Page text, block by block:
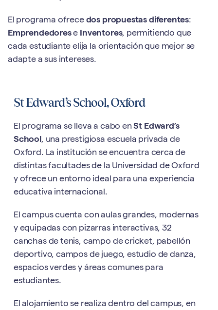
El programa ofrece dos propuestas diferentes:
Emprendedorese Inventores, permitiendo que
cada estudiante elija la orientación que mejor se
adapte a sus intereses.
St Edward’s School, Oxford
El programa se lleva a cabo enSt Edward’s
School, una prestigiosa escuela privada de
Oxford. La institución se encuentra cerca de
distintas facultades de la Universidad de Oxford
y ofrece un entorno ideal para una experiencia
educativa internacional.
El campus cuenta con aulas grandes, modernas
y equipadas con pizarras interactivas, 32
canchas de tenis, campo de cricket, pabellón
deportivo, campos de juego, estudio de danza,
espacios verdes y áreas comunes para
estudiantes.
El alojamiento se realiza dentro del campus, en